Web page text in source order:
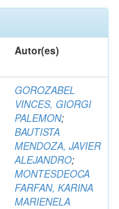
Autor(es)
GOROZABEL
VINCES, GIORGI
PALEMON;
BAUTISTA
MENDOZA, JAVIER
ALEJANDRO;
MONTESDEOCA
FARFAN, KARINA
MARIENELA